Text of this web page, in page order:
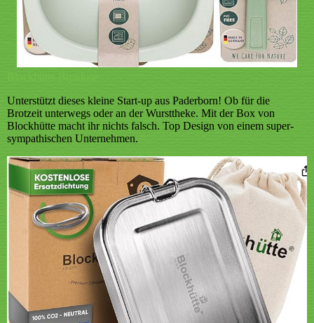
Unterstützt dieses kleine Start-up aus Paderborn! Ob für die
Brotzeit unterwegs oder an der Wursttheke. Mit der Box von
Blockhütte macht ihr nichts falsch. Top Design von einem super-
sympathischen Unternehmen.